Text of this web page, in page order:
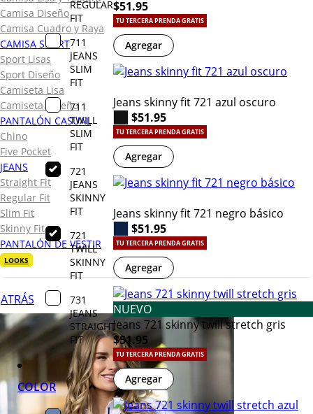
Camisa Diseño
Camisa Cuadro y Raya
CAMISA SPORT
Sport Lisas
Sport Diseño
Camiseta Lisa
Camiseta Diseño
PANTALÓN CASUAL
Chino
Five Pocket
JEANS
Straight Fit
Regular Fit
Slim Fit
Skinny Fit
PANTALÓN DE VESTIR
LOOKS
ATRÁS
REGULAR
FIT
711
JEANS
SLIM
FIT
711
TWILL
SLIM
FIT
721
JEANS
SKINNY
FIT
721
TWILL
SKINNY
FIT
731
JEANS
STRAIGHT
FIT
COLOR
$51.95
TU TERCERA PRENDA GRATIS
Agregar
Jeans skinny fit 721 azul oscuro
$51.95
TU TERCERA PRENDA GRATIS
Agregar
Jeans skinny fit 721 negro básico
$51.95
TU TERCERA PRENDA GRATIS
Agregar
NUEVO
Jeans 721 skinny twill stretch gris
$51.95
TU TERCERA PRENDA GRATIS
Agregar